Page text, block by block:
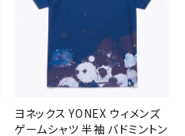
ヨネックス YONEX ウィメンズ
ゲームシャツ 半袖 バドミントン